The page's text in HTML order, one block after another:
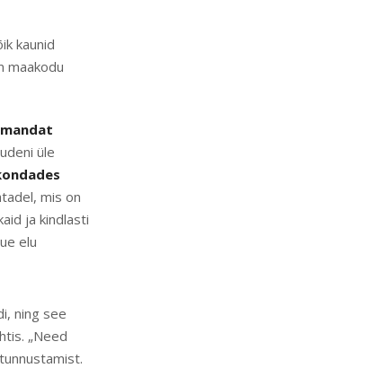
kaunid
maakodu
üle
mis on
ja kindlasti
elu
ning see
„Need